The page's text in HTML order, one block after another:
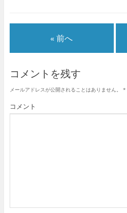
« 前へ
コメントを残す
メールアドレスが公開されることはありません。 *
コメント